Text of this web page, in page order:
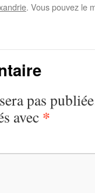
. Vous pouvez le
pas
avec *